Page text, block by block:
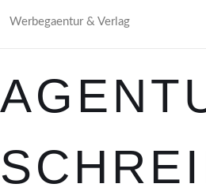
Werbegaentur & Verlag